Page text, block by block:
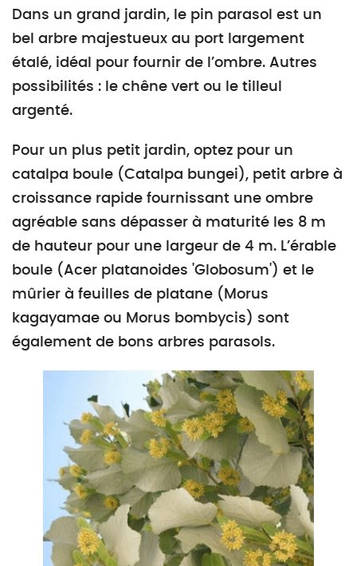
Dans un grand jardin, le pin parasol est un
bel arbre majestueux au port largement
étalé, idéal pour fournir de l’ombre. Autres
possibilités : le chêne vert ou le tilleul
argenté.
Pour un plus petit jardin, optez pour un
catalpa boule (Catalpa bungei), petit arbre à
croissance rapide fournissant une ombre
agréable sans dépasser à maturité les 8 m
de hauteur pour une largeur de 4 m. L’érable
boule (Acer platanoides 'Globosum') et le
mûrier à feuilles de platane (Morus
kagayamae ou Morus bombycis) sont
également de bons arbres parasols.